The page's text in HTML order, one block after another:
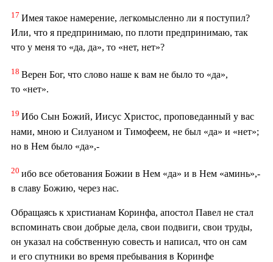
17 Имея такое намерение, легкомысленно ли я поступил?
Или, что я предпринимаю, по плоти предпринимаю, так
что у меня то «да, да», то «нет, нет»?
18 Верен Бог, что слово наше к вам не было то «да»,
то «нет».
19 Ибо Сын Божий, Иисус Христос, проповеданный у вас
нами, мною и Силуаном и Тимофеем, не был «да» и «нет»;
но в Нем было «да»,-
20 ибо все обетования Божии в Нем «да» и в Нем «аминь»,-
в славу Божию, через нас.
Обращаясь к христианам Коринфа, апостол Павел не стал
вспоминать свои добрые дела, свои подвиги, свои труды,
он указал на собственную совесть и написал, что он сам
и его спутники во время пребывания в Коринфе